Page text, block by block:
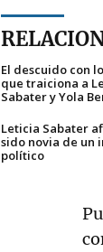
El descuido con
que traiciona a
Sabater y Yola
Leticia Sabater
sido novia de un
político